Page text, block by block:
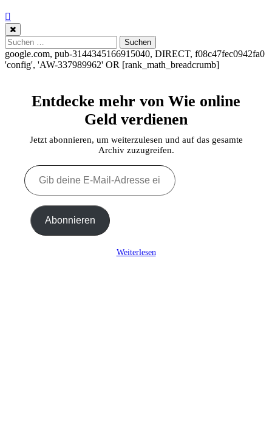
Suchen
nach:
google.com, pub-3144345166915040, DIRECT, f08c47fec0942fa0
'config', 'AW-337989962' OR [rank_math_breadcrumb]
Entdecke mehr von Wie online
Geld verdienen
Jetzt abonnieren, um weiterzulesen und auf das gesamte
Archiv zuzugreifen.
Gib
deine
E-
Adresse
ein ... Abonnieren
Weiterlesen